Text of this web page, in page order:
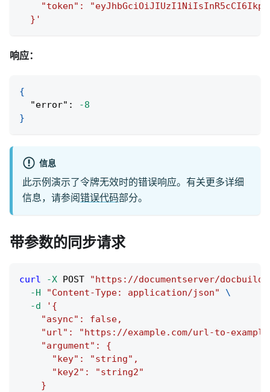
"token":
  }'
响应：
{
"error" :
-8
}
信息
此示例演示了令牌无效时的错误响应。有关更多详细
信息，请参阅错误代码部分。
带参数的同步请求
curl -X POST
"https://documentserver/
-H
"Content-Type: application/json"
\
-d
'{
    "async": false,
"url": "https://example.com/url-to-
    "argument": {
      "key": "string",
      "key2": "string2"
    }